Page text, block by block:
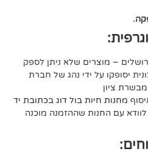
שלא ניתן לספק
נהג של חברת
דוג בכתובת יד
מוכנה